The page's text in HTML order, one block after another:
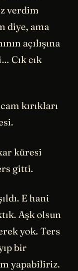
verdim
diye, ama
açılışına
Cık cık
kırıkları
küresi
gitti.
E hani
Aşk olsun
yok. Ters
bir
yapabiliriz.